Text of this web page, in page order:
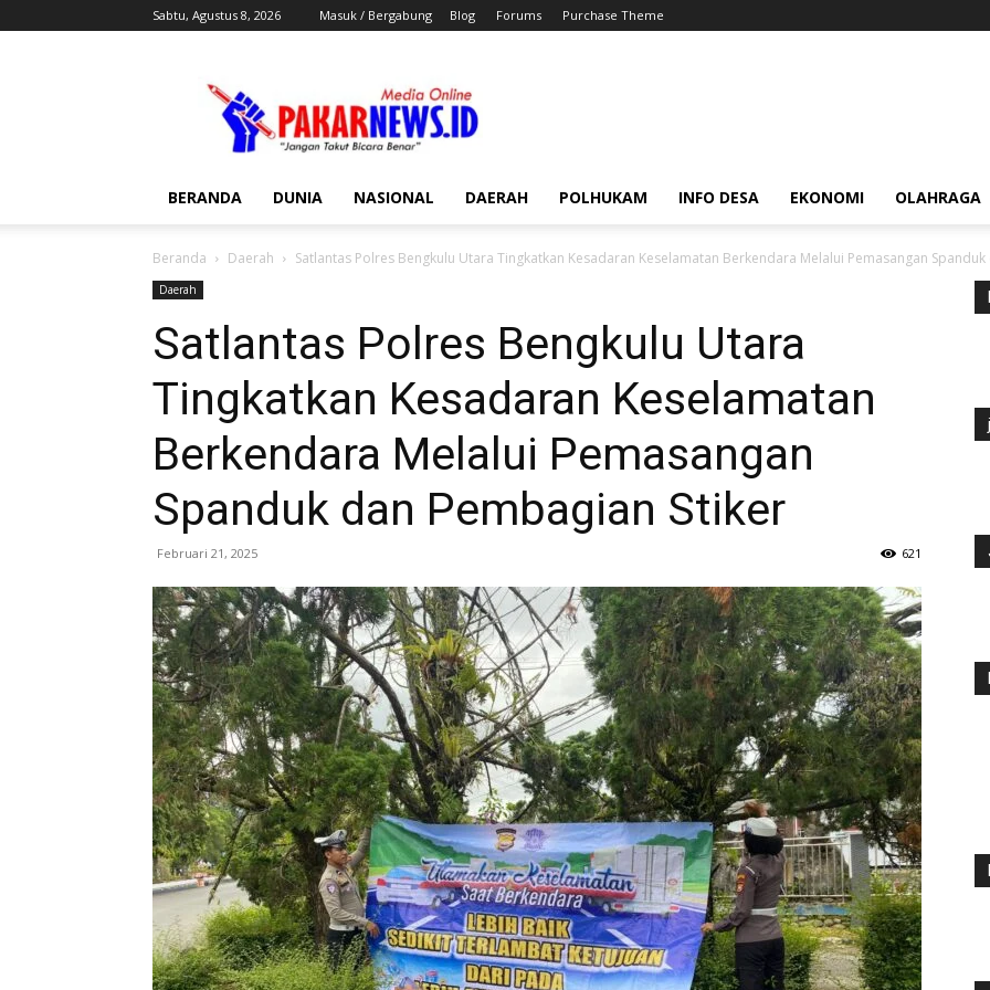
Sabtu, Agustus 8, 2026 Masuk / Bergabung Blog Forums Purchase Theme
BERANDA DUNIA NASIONAL DAERAH POLHUKAM INFO DESA EKONOMI OLAHRAGA
Beranda Daerah Satlantas Polres Bengkulu Utara Tingkatkan Kesadaran Keselamatan Berkendara Melalui Pemasangan Spanduk
Daerah
Satlantas Polres Bengkulu Utara
Tingkatkan Kesadaran Keselamatan
Berkendara Melalui Pemasangan
Spanduk dan Pembagian Stiker
Februari 21, 2025 621